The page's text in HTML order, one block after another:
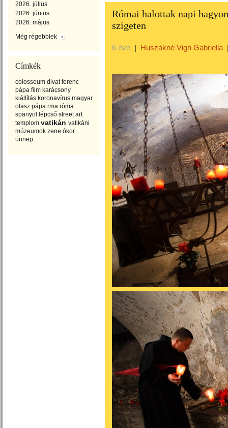
2026. július
2026. június
2026. május
Még régebbiek
Címkék
colosseum divat ferenc
pápa film karácsony
kiállítás koronavírus magyar
olasz pápa rma róma
spanyol lépcső street art
templom vatikán vatikáni
múzeumok zene ókor
ünnep
Római halottak napi
szigeten
6 éve | Huszákné Vigh Gabriella